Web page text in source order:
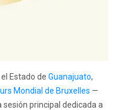
Estado de Guanajuato,
Mondial de Bruxelles —
principal dedicada a